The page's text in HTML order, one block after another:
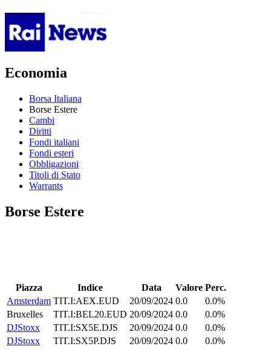
Economia
Borsa Italiana
Borse Estere
Cambi
Diritti
Fondi italiani
Fondi esteri
Obbligazioni
Titoli di Stato
Warrants
Borse Estere
Piazza Indice Data Valore Perc.
Amsterdam TIT.I:AEX.EUD 20/09/2024 0.0
0.0%
Bruxelles
TIT.I:BEL20.EUD 20/09/2024 0.0
0.0%
DJStoxx
TIT.I:SX5E.DJS 20/09/2024 0.0
0.0%
DJStoxx
TIT.I:SX5P.DJS 20/09/2024 0.0
0.0%